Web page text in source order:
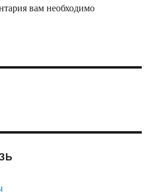
вам необходимо